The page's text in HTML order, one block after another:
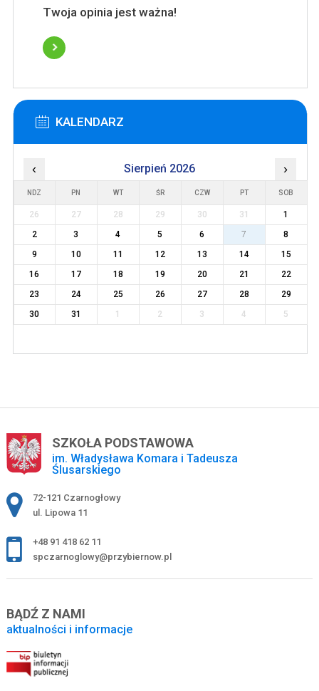
Twoja opinia jest ważna!
KALENDARZ
‹ Sierpień 2026 ›
NDZ PN WT ŚR CZW PT SOB
26 27 28 29 30 31
1
2
3 4 5 6 7
8
9
10 11 12 13 14
15
16
17 18 19 20 21
22
23
24 25 26 27 28
29
30
31 1 2 3 4 5
SZKOŁA PODSTAWOWA
im. Władysława Komara i Tadeusza
Ślusarskiego
Adres pocztowy:
72-121 Czarnogłowy
ul. Lipowa 11
+48 91 418 62 11
spczarnoglowy@przybiernow.pl
BĄDŹ Z NAMI
aktualności i informacje